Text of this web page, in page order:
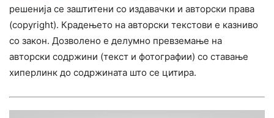
решенија се заштитени со издавачки и авторски права
(copyright). Крадењето на авторски текстови е казниво
со закон. Дозволено е делумно превземање на
авторски содржини (текст и фотографии) со ставање
хиперлинк до содржината што се цитира.